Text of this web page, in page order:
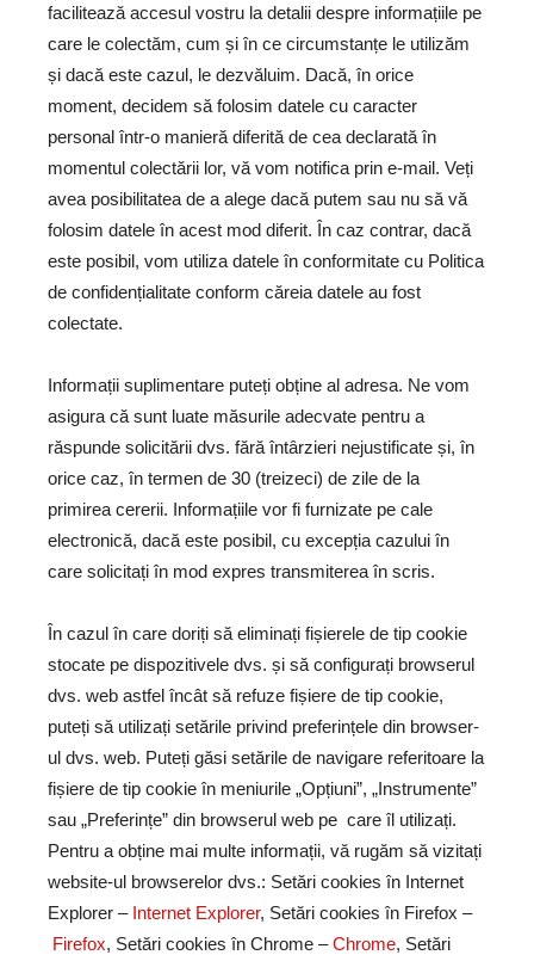
facilitează accesul vostru la detalii despre informațiile pe
care le colectăm, cum și în ce circumstanțe le utilizăm
și dacă este cazul, le dezvăluim. Dacă, în orice
moment, decidem să folosim datele cu caracter
personal într-o manieră diferită de cea declarată în
momentul colectării lor, vă vom notifica prin e-mail. Veți
avea posibilitatea de a alege dacă putem sau nu să vă
folosim datele în acest mod diferit. În caz contrar, dacă
este posibil, vom utiliza datele în conformitate cu Politica
de confidențialitate conform căreia datele au fost
colectate.
Informații suplimentare puteți obține al adresa. Ne vom
asigura că sunt luate măsurile adecvate pentru a
răspunde solicitării dvs. fără întârzieri nejustificate și, în
orice caz, în termen de 30 (treizeci) de zile de la
primirea cererii. Informațiile vor fi furnizate pe cale
electronică, dacă este posibil, cu excepția cazului în
care solicitați în mod expres transmiterea în scris.
În cazul în care doriți să eliminați fișierele de tip cookie
stocate pe dispozitivele dvs. și să configurați browserul
dvs. web astfel încât să refuze fișiere de tip cookie,
puteți să utilizați setările privind preferințele din browser-
ul dvs. web. Puteți găsi setările de navigare referitoare la
fișiere de tip cookie în meniurile „Opțiuni”, „Instrumente”
sau „Preferințe” din browserul web pe care îl utilizați.
Pentru a obține mai multe informații, vă rugăm să vizitați
website-ul browserelor dvs.: Setări cookies în Internet
Explorer – Internet Explorer, Setări cookies în Firefox –
Firefox, Setări cookies în Chrome –Chrome, Setări